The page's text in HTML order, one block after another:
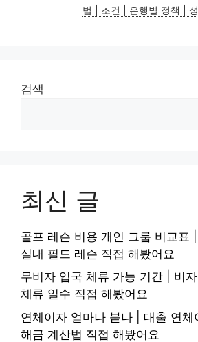
법 | 조건 | 은행별 정책 |
검색
최신 글
골프 레슨 비용 개인 그룹 비교표
실내 필드 레슨 직접 해봤어요
무비자 입국 체류 가능 기간 | 비
체류 일수 직접 해봤어요
연체이자 얼마나 붙나 | 대출 연체
해금 계산법 직접 해봤어요